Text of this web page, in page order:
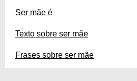
Ser mãe é
Texto sobre ser mãe
Frases sobre ser mãe